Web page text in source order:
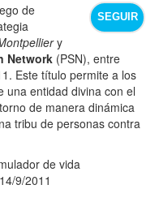
SEGUIR
de
y
Network (PSN), entre
Este título permite a los
una entidad divina con el
de manera dinámica
tribu de personas contra
de vida
14/9/2011